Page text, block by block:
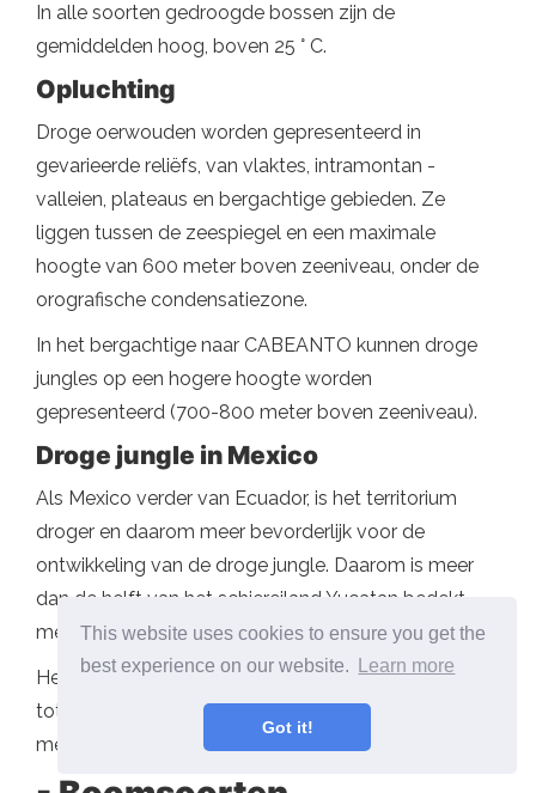
This website uses cookies to ensure you get the
best experience on our website.
Learn more
Got it!
In alle soorten gedroogde bossen zijn de
gemiddelden hoog, boven 25 ° C.
Opluchting
Droge oerwouden worden gepresenteerd in
gevarieerde reliëfs, van vlaktes, intramontan -
valleien, plateaus en bergachtige gebieden. Ze
liggen tussen de zeespiegel en een maximale
hoogte van 600 meter boven zeeniveau, onder de
orografische condensatiezone.
In het bergachtige naar CABEANTO kunnen droge
jungles op een hogere hoogte worden
gepresenteerd (700-800 meter boven zeeniveau).
Droge jungle in Mexico
Als Mexico verder van Ecuador, is het territorium
droger en daarom meer bevorderlijk voor de
ontwikkeling van de droge jungle. Daarom is meer
dan de helft van het schiereiland Yucatan bedekt
met dit type jungle.
Het is een jungle met een lange droge periode van 5
tot 8 maanden, wat van zeespiegel is tot 2.000
meter boven zeeniveau.